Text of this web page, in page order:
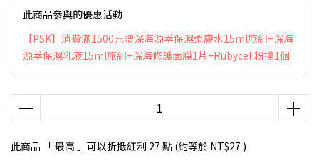
此商品參與的優惠活動
【PSK】消費滿1500元贈深海源萃保濕柔膚水15ml旅組+深海
源萃保濕乳液15ml旅組+深海修護面膜1片+Rubycell粉撲1個
此商品 「 最高 」可以折抵紅利 27 點 (約等於 NT$27 )